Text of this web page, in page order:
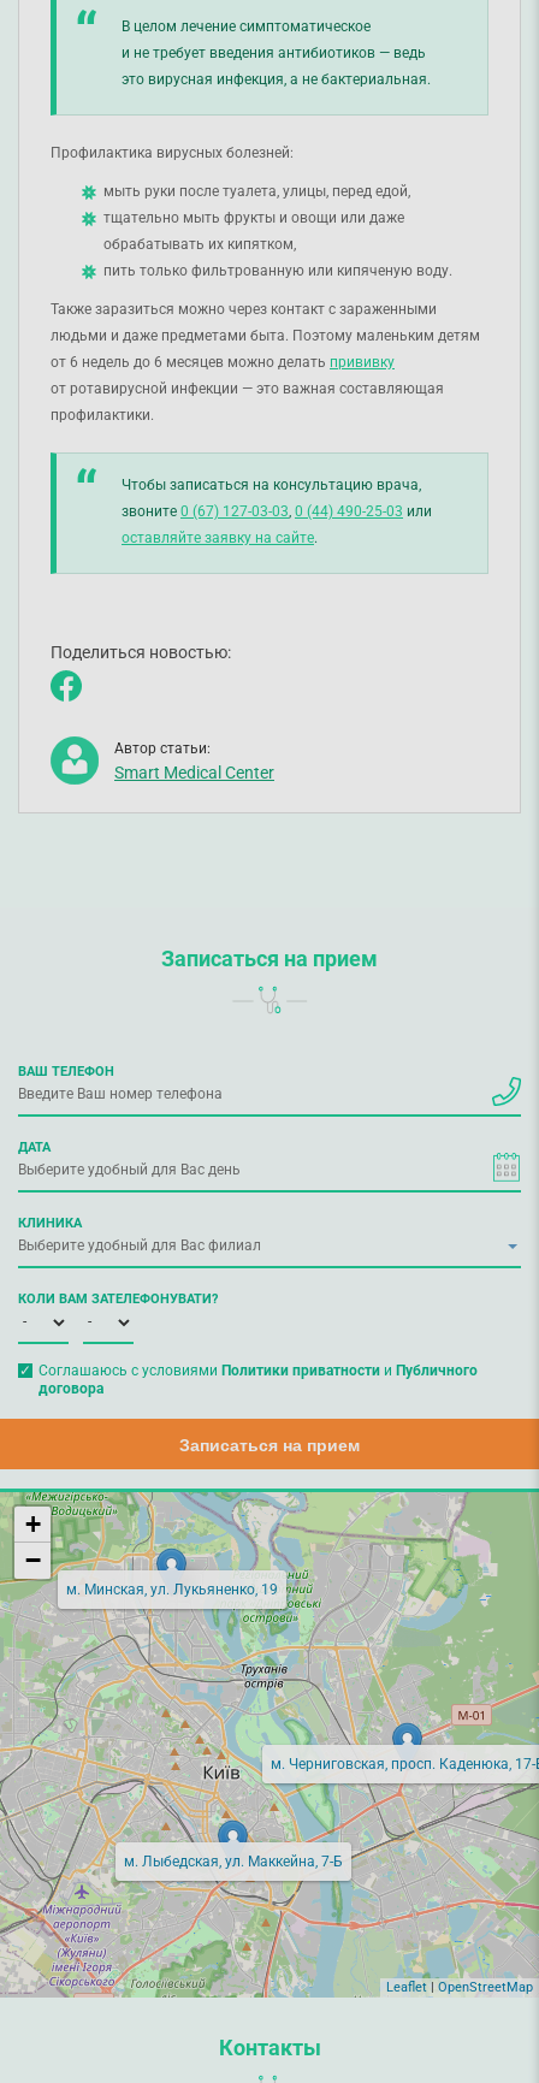
В целом лечение симптоматическое
и не требует введения антибиотиков — ведь
это вирусная инфекция, а не бактериальная.
Профилактика вирусных болезней:
мыть руки после туалета, улицы, перед едой,
тщательно мыть фрукты и овощи или даже
обрабатывать их кипятком,
пить только фильтрованную или кипяченую воду.
Также заразиться можно через контакт с зараженными
людьми и даже предметами быта. Поэтому маленьким детям
от 6 недель до 6 месяцев можно делать прививку
от ротавирусной инфекции — это важная составляющая
профилактики.
Чтобы записаться на консультацию врача,
звоните 0 (67) 127-03-03 0 (44) 490-25-03 или
оставляйте заявку на сайте.
Поделиться новостью:
Автор статьи:
Smart Medical Center
Записаться на прием
ВАШ ТЕЛЕФОН
ДАТА
КЛИНИКА
КОЛИ ВАМ ЗАТЕЛЕФОНУВАТИ?
Соглашаюсь с условиями Политики приватностии Публичного
договора
Записаться на прием
м. Минская, ул. Лукьяненко, 19
м. Лыбедская, ул. Маккейна, 7-Б
м. Черниговская, просп. Каденюка, 17-
+
−
Leaflet| OpenStreetMap
Контакты